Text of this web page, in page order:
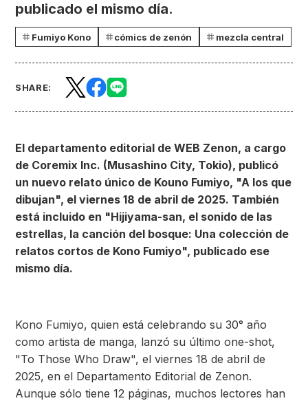
publicado el mismo día.
Fumiyo Kono cómics de zenón mezcla central
SHARE:
El departamento editorial de WEB Zenon, a cargo
de Coremix Inc. (Musashino City, Tokio), publicó
un nuevo relato único de Kouno Fumiyo, "A los que
dibujan", el viernes 18 de abril de 2025. También
está incluido en "Hijiyama-san, el sonido de las
estrellas, la canción del bosque: Una colección de
relatos cortos de Kono Fumiyo", publicado ese
mismo día.
Kono Fumiyo, quien está celebrando su 30° año
como artista de manga, lanzó su último one-shot,
"To Those Who Draw", el viernes 18 de abril de
2025, en el Departamento Editorial de Zenon.
Aunque sólo tiene 12 páginas, muchos lectores han